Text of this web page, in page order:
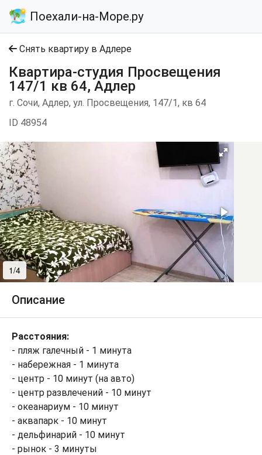
Поехали-на-Море.ру
Снять квартиру в Адлере
Квартира-студия Просвещения
147/1 кв 64, Адлер
г. Сочи, Адлер, ул. Просвещения, 147/1, кв 64
ID 48954
1/4
Описание
Расстояния:
- пляж галечный - 1 минута
- набережная - 1 минута
- центр - 10 минут (на авто)
- центр развлечений - 10 минут
- океанариум - 10 минут
- аквапарк - 10 минут
- дельфинарий - 10 минут
- рынок - 3 минуты